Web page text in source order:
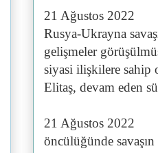
21 Ağustos 2022
Rusya-Ukrayna
gelişmeler
siyasi ilişkilere sahip
Elitaş, devam eden
21 Ağustos 2022
öncülüğünde